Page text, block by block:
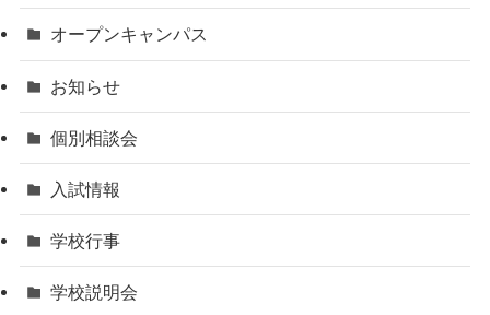
オープンキャンパス
お知らせ
個別相談会
入試情報
学校行事
学校説明会